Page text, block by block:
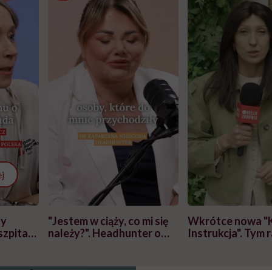
"Jestem w ciąży, co mi się
należy?". Headhunter o
Wkrótce nowa
Instrukcja". Tym